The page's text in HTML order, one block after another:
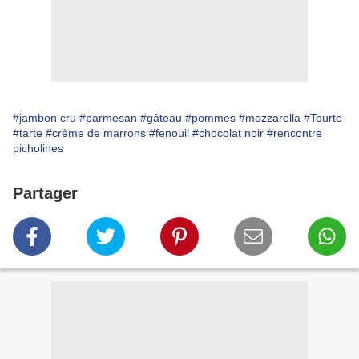
#jambon cru #parmesan #gâteau #pommes #mozzarella #Tourte
#tarte #crème de marrons #fenouil #chocolat noir #rencontre
picholines
Partager